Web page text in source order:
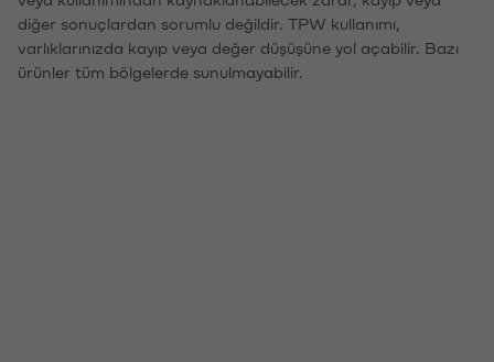
diğer sonuçlardan sorumlu değildir. TPW kullanımı,
varlıklarınızda kayıp veya değer düşüşüne yol açabilir. Bazı
ürünler tüm bölgelerde sunulmayabilir.